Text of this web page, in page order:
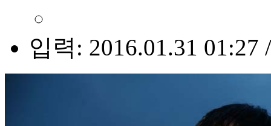
입력: 2016.01.31 01:27